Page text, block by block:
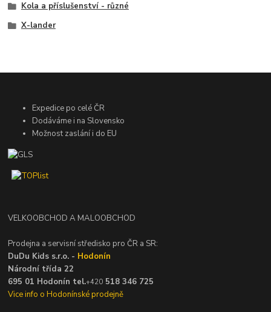
Kola a příslušenství - různé
X-lander
Expedice po celé ČR
Dodáváme i na Slovensko
Možnost zaslání i do EU
VELKOOBCHOD A MALOOBCHOD
Prodejna a servisní středisko pro ČR a SR:
DuDu Kids s.r.o. - Hodonín
Národní třída 22
695 01 Hodonín tel.+420 518 346 725
Vice info o Hodonínské prodejně